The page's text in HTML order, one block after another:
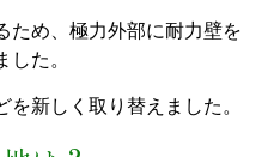
ため、極力外部に耐力壁を
た。
新しく取り替えました。